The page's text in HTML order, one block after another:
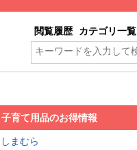
閲覧履歴 カテゴリ一覧
子育て用品のお得情報
しまむら